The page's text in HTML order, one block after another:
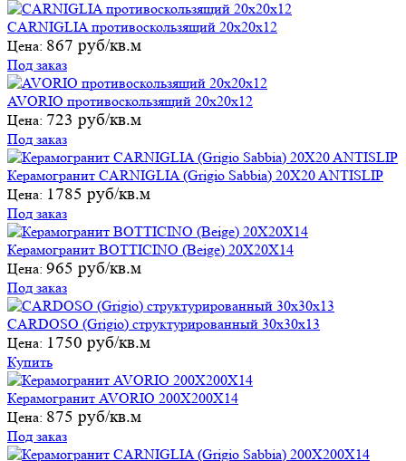
CARNIGLIA противоскользящий 20х20х12
Цена: 867 руб/кв.м
Под заказ
AVORIO противоскользящий 20х20х12
Цена: 723 руб/кв.м
Под заказ
Керамогранит CARNIGLIA (Grigio Sabbia) 20X20 ANTISLIP
Цена: 1785 руб/кв.м
Под заказ
Керамогранит BOTTICINO (Beige) 20X20X14
Цена: 965 руб/кв.м
Под заказ
CARDOSO (Grigio) структурированный 30х30х13
Цена: 1750 руб/кв.м
Купить
Керамогранит AVORIO 200X200X14
Цена: 875 руб/кв.м
Под заказ